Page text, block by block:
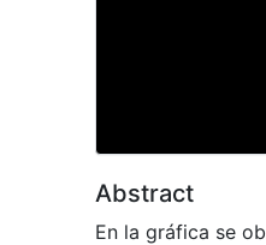
Abstract
En la gráfica se